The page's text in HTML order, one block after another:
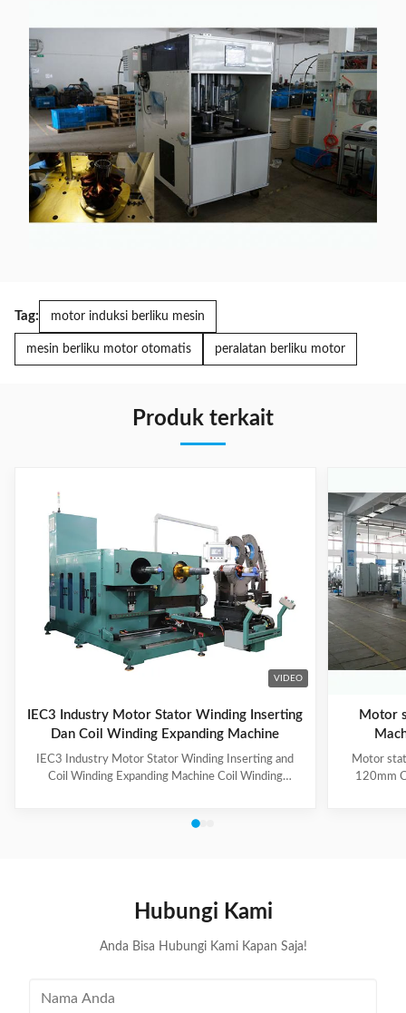
Tag: motor induksi berliku mesin
mesin berliku motor otomatis peralatan berliku motor
Produk terkait
VIDEO
IEC3 Industry Motor Stator Winding Inserting
Dan Coil Winding Expanding Machine
IEC3 Industry Motor Stator Winding Inserting and
Coil Winding Expanding Machine Coil Winding
expanding, used for 3-phase winding insertion with 3-
Stator Winding Inserting
Motor
Motor
120mm
Hubungi Kami
Anda Bisa Hubungi Kami Kapan Saja!